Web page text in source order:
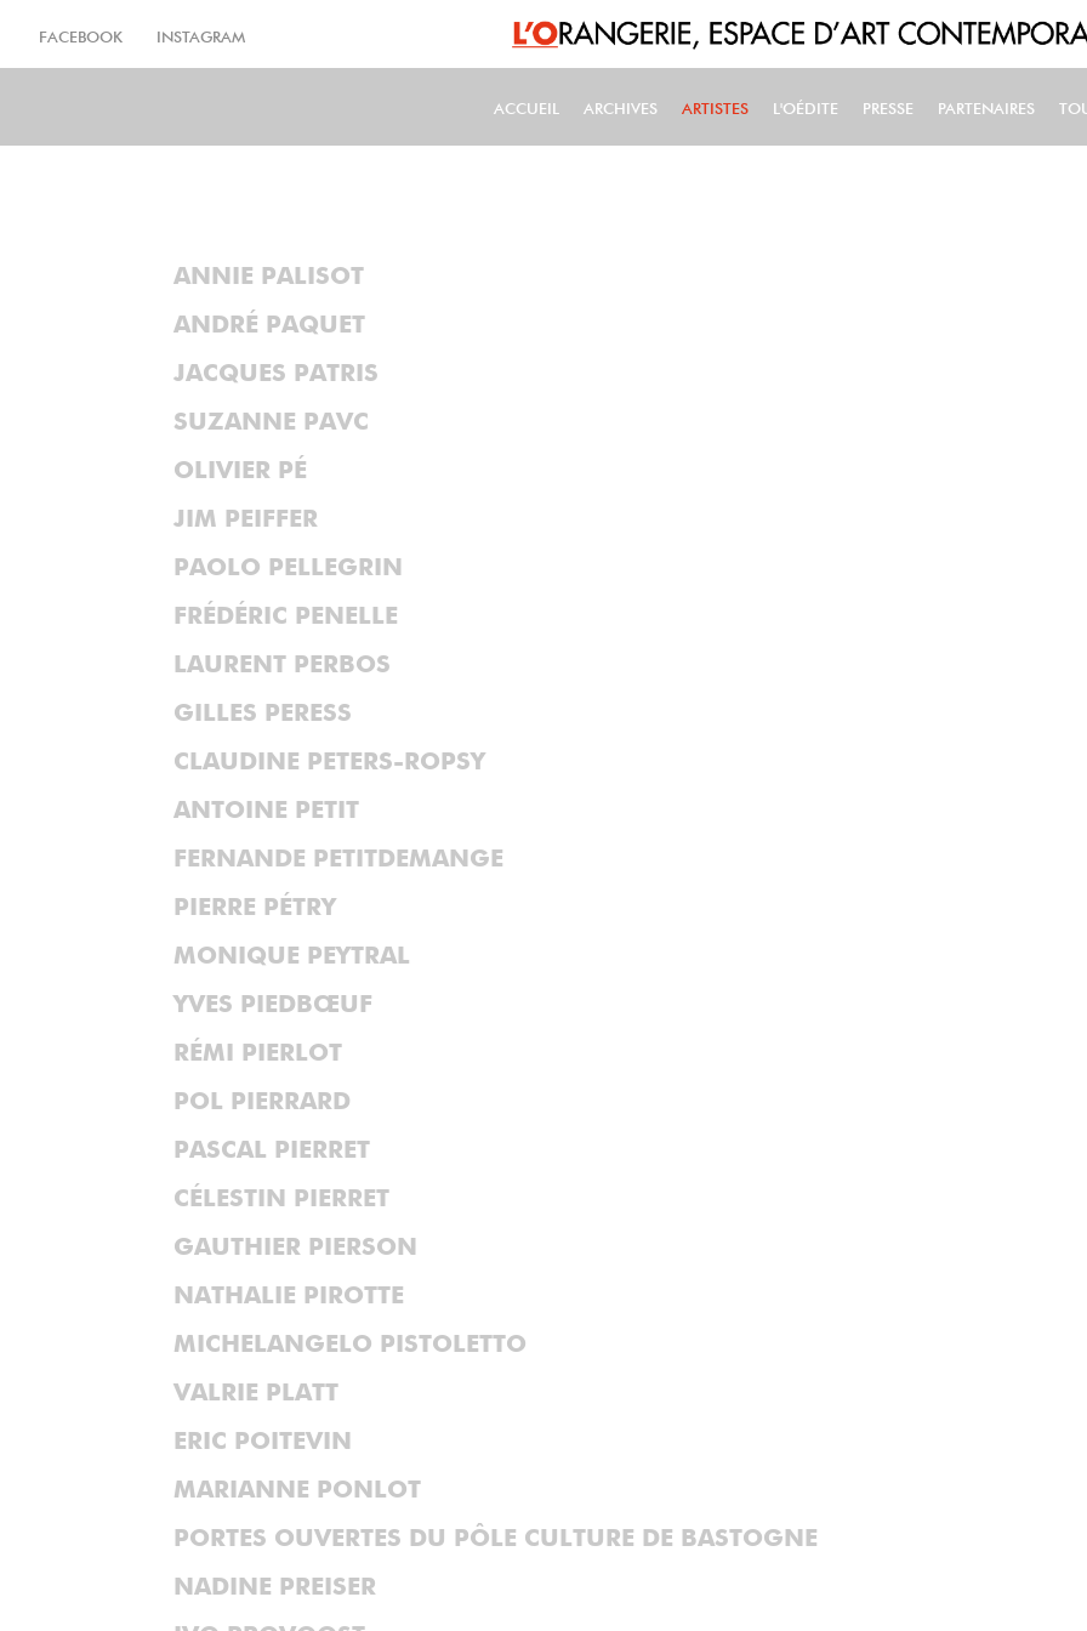
FACEBOOK INSTAGRAM
MAIN NAVIGATION
ACCUEIL ARCHIVES ARTISTES L'OÉDITE PRESSE PARTENAIRES
ANNIE PALISOT
ANDRÉ PAQUET
JACQUES PATRIS
SUZANNE PAVC
OLIVIER PÉ
JIM PEIFFER
PAOLO PELLEGRIN
FRÉDÉRIC PENELLE
LAURENT PERBOS
GILLES PERESS
CLAUDINE PETERS-ROPSY
ANTOINE PETIT
FERNANDE PETITDEMANGE
PIERRE PÉTRY
MONIQUE PEYTRAL
YVES PIEDBŒUF
RÉMI PIERLOT
POL PIERRARD
PASCAL PIERRET
CÉLESTIN PIERRET
GAUTHIER PIERSON
NATHALIE PIROTTE
MICHELANGELO PISTOLETTO
VALRIE PLATT
ERIC POITEVIN
MARIANNE PONLOT
PORTES OUVERTES DU PÔLE CULTURE DE BASTOGNE
NADINE PREISER